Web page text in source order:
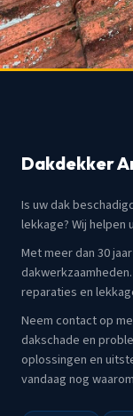
Dakdekker
Is uw dak
lekkage? Wij helpen
Met meer dan 30
reparaties en
Neem contact op
dakschade en
oplossingen en
vandaag nog